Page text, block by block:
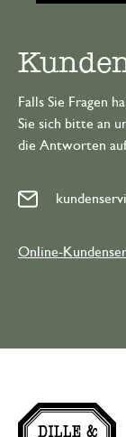
Falls Sie Fragen
Sie sich bitte an
die Antworten
Online-